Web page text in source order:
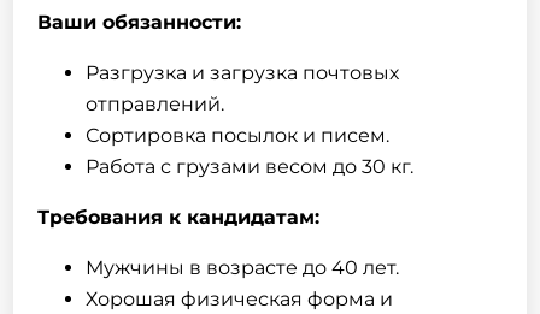
Ваши обязанности:
Разгрузка и загрузка почтовых
отправлений.
Сортировка посылок и писем.
Работа с грузами весом до 30 кг.
Требования к кандидатам:
Мужчины в возрасте до 40 лет.
Хорошая физическая форма и